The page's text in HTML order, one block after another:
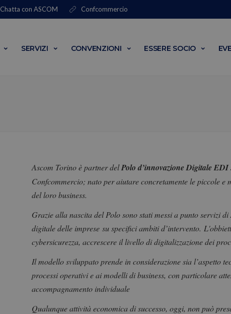
Confcommercio
Chatta con ASCOM
SERVIZI CONVENZIONI ESSERE SOCIO
Ascom Torino è partner delPolo d’innovazione Digitale EDI
Confcommercio; nato per aiutare concretamente le piccole
del loro business.
Grazie alla nascita del Polo sono stati messi a punto servizi di
digitale delle imprese su specifici ambiti d’intervento.
cybersicurezza, accrescere il livello di digitalizzazione dei
Il modello sviluppato prende in considerazione sia l’aspetto
processi operativi e ai modelli di business, con particolare
accompagnamento individuale
Qualunque attività economica di successo, oggi, non può